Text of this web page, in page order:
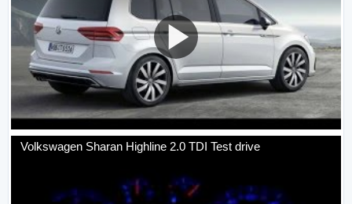
Volkswagen Sharan Highline 2.0 TDI Test drive